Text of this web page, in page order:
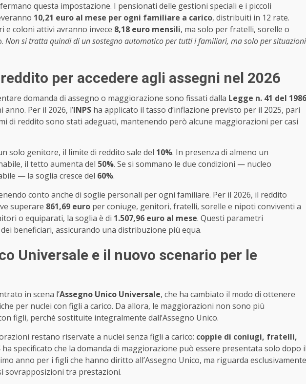
questa impostazione. I pensionati delle gestioni speciali e i piccoli
10,21 euro al mese per ogni familiare a carico, distribuiti in 12 rate.
e coloni attivi avranno invece 8,18 euro mensili, ma solo per fratelli, sorelle o
Non si tratta quindi di un sostegno automatico per tutti i familiari, ma solo per situazioni
per accedere agli assegni nel 2026
domanda di assegno o maggiorazione sono fissati dalla Legge n. 41 del 1986
Per il 2026, l’INPS ha applicato il tasso d’inflazione previsto per il 2025, pari
di reddito sono stati adeguati, mantenendo però alcune maggiorazioni per casi
solo genitore, il limite di reddito sale del 10%. In presenza di almeno un
il tetto aumenta del 50%. Se si sommano le due condizioni — nucleo
— la soglia cresce del 60%.
conto anche di soglie personali per ogni familiare. Per il 2026, il reddito
superare 861,69 euro per coniuge, genitori, fratelli, sorelle e nipoti conviventi a
o equiparati, la soglia è di 1.507,96 euro al mese. Questi parametri
beneficiari, assicurando una distribuzione più equa.
Universale e il nuovo scenario per le
in scena l’Assegno Unico Universale, che ha cambiato il modo di ottenere
per nuclei con figli a carico. Da allora, le maggiorazioni non sono più
figli, perché sostituite integralmente dall’Assegno Unico.
restano riservate a nuclei senza figli a carico: coppie di coniugi, fratelli,
ha specificato che la domanda di maggiorazione può essere presentata solo dopo
anno per i figli che hanno diritto all’Assegno Unico, ma riguarda esclusivamente
sovrapposizioni tra prestazioni.